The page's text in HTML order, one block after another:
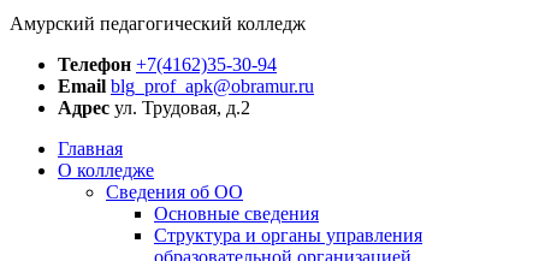
Амурский педагогический колледж
Телефон +7(4162)35-30-94
Email blg_prof_apk@obramur.ru
Адрес ул. Трудовая, д.2
Главная
О колледже
Сведения об ОО
Основные сведения
Структура и органы управления
образовательной организацией